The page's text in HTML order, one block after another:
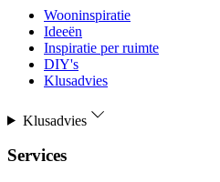
Wooninspiratie
Ideeën
Inspiratie per ruimte
DIY's
Klusadvies
Klusadvies
Services